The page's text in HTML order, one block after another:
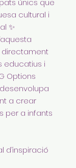
únics que
cultural i
✨
directament
educatius i
Options
a crear
per a infants
d’inspiració